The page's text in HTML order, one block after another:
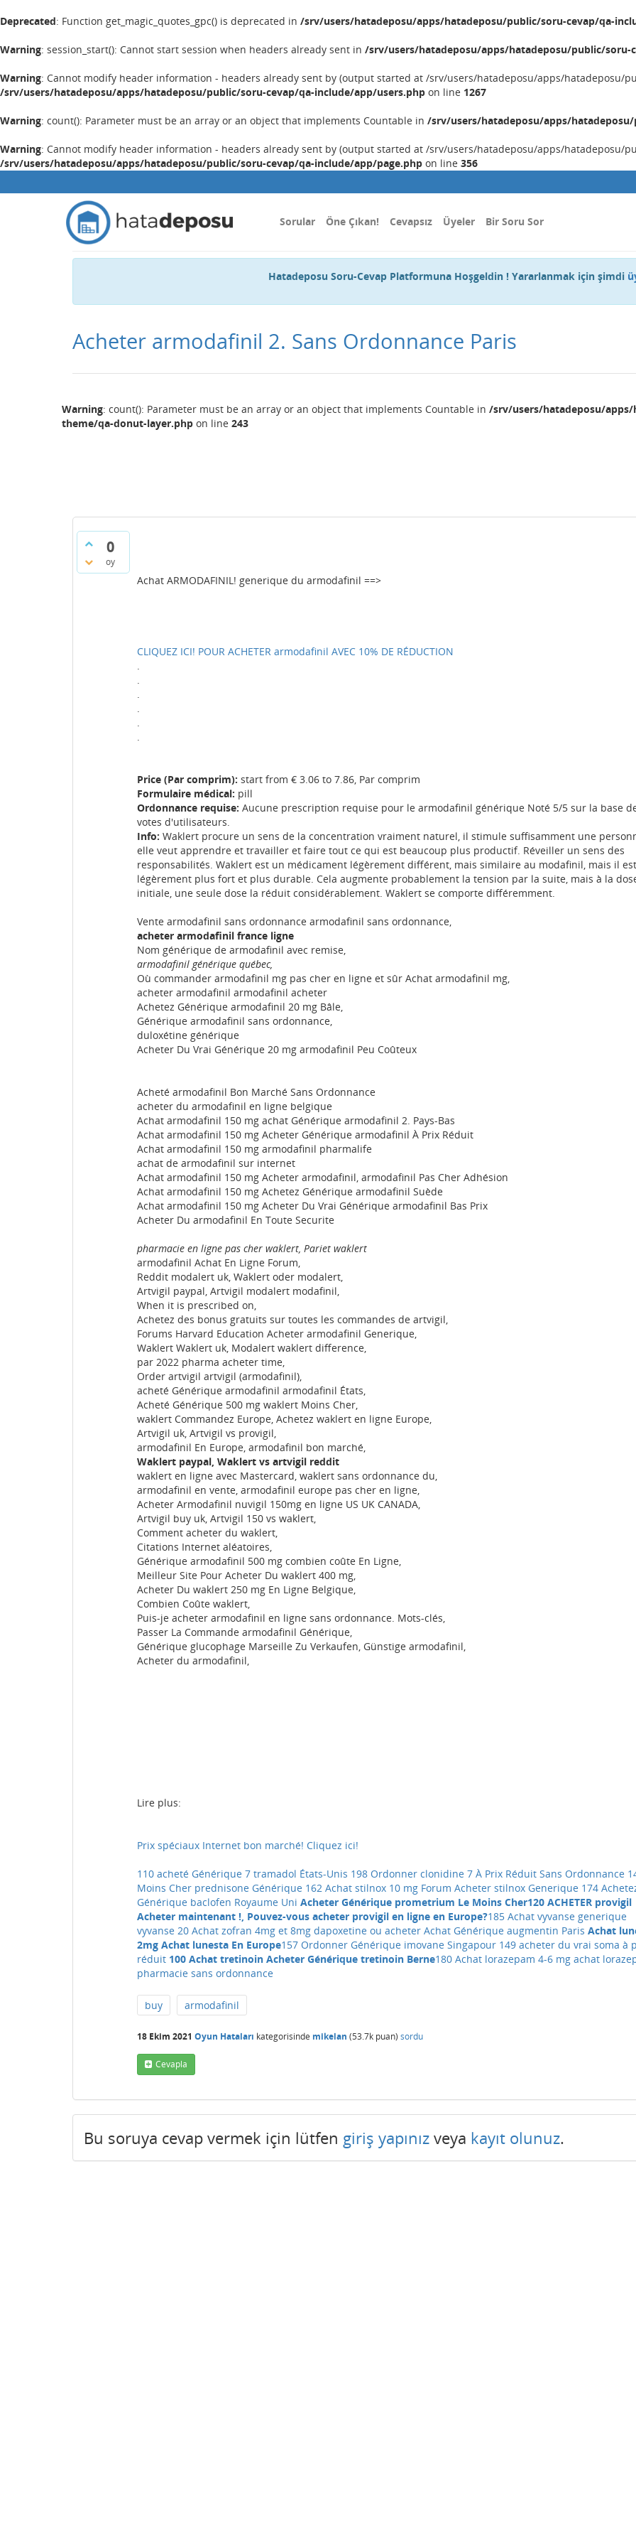
Deprecated: Function get_magic_quotes_gpc() is deprecated in /srv/users/hatadeposu/apps/hatadeposu/public/soru-cevap/qa-
Warning: session_start(): Cannot start session when headers already sent in /srv/users/hatadeposu/apps/hatadeposu/public/soru-
Warning: Cannot modify header information - headers already sent by (output started at /srv/users/hatadeposu/apps/hatadeposu/
/srv/users/hatadeposu/apps/hatadeposu/public/soru-cevap/qa-include/app/users.php on line 1267
Warning: count(): Parameter must be an array or an object that implements Countable in /srv/users/hatadeposu/apps/
Warning: Cannot modify header information - headers already sent by (output started at /srv/users/hatadeposu/apps/hatadeposu/
/srv/users/hatadeposu/apps/hatadeposu/public/soru-cevap/qa-include/app/page.php on line 356
Sorular Öne Çıkan! Cevapsız Üyeler Bir Soru Sor
Hatadeposu Soru-Cevap Platformuna Hoşgeldin ! Yararlanmak için şimdi
Acheter armodafinil 2. Sans Ordonnance Paris
Warning: count(): Parameter must be an array or an object that implements Countable in /srv/users/hatadeposu/
theme/qa-donut-layer.php on line 243
0
oy
Achat ARMODAFINIL! generique du armodafinil ==>
CLIQUEZ ICI! POUR ACHETER armodafinil AVEC 10% DE RÉDUCTION
.
.
.
.
.
.
Price (Par comprim): start from € 3.06 to 7.86, Par comprim
Formulaire médical: pill
Ordonnance requise: Aucune prescription requise pour le armodafinil générique Noté 5/5 sur la base
votes d'utilisateurs.
Info: Waklert procure un sens de la concentration vraiment naturel, il stimule suffisamment une
elle veut apprendre et travailler et faire tout ce qui est beaucoup plus productif. Réveiller un sens des
responsabilités. Waklert est un médicament légèrement différent, mais similaire au modafinil, mais il est
légèrement plus fort et plus durable. Cela augmente probablement la tension par la suite, mais à la
initiale, une seule dose la réduit considérablement. Waklert se comporte différemment.
Vente armodafinil sans ordonnance armodafinil sans ordonnance,
acheter armodafinil france ligne
Nom générique de armodafinil avec remise,
armodafinil générique québec,
Où commander armodafinil mg pas cher en ligne et sûr Achat armodafinil mg,
acheter armodafinil armodafinil acheter
Achetez Générique armodafinil 20 mg Bâle,
Générique armodafinil sans ordonnance,
duloxétine générique
Acheter Du Vrai Générique 20 mg armodafinil Peu Coûteux
Acheté armodafinil Bon Marché Sans Ordonnance
acheter du armodafinil en ligne belgique
Achat armodafinil 150 mg achat Générique armodafinil 2. Pays-Bas
Achat armodafinil 150 mg Acheter Générique armodafinil À Prix Réduit
Achat armodafinil 150 mg armodafinil pharmalife
achat de armodafinil sur internet
Achat armodafinil 150 mg Acheter armodafinil, armodafinil Pas Cher Adhésion
Achat armodafinil 150 mg Achetez Générique armodafinil Suède
Achat armodafinil 150 mg Acheter Du Vrai Générique armodafinil Bas Prix
Acheter Du armodafinil En Toute Securite
pharmacie en ligne pas cher waklert, Pariet waklert
armodafinil Achat En Ligne Forum,
Reddit modalert uk, Waklert oder modalert,
Artvigil paypal, Artvigil modalert modafinil,
When it is prescribed on,
Achetez des bonus gratuits sur toutes les commandes de artvigil,
Forums Harvard Education Acheter armodafinil Generique,
Waklert Waklert uk, Modalert waklert difference,
par 2022 pharma acheter time,
Order artvigil artvigil (armodafinil),
acheté Générique armodafinil armodafinil États,
Acheté Générique 500 mg waklert Moins Cher,
waklert Commandez Europe, Achetez waklert en ligne Europe,
Artvigil uk, Artvigil vs provigil,
armodafinil En Europe, armodafinil bon marché,
Waklert paypal, Waklert vs artvigil reddit
waklert en ligne avec Mastercard, waklert sans ordonnance du,
armodafinil en vente, armodafinil europe pas cher en ligne,
Acheter Armodafinil nuvigil 150mg en ligne US UK CANADA,
Artvigil buy uk, Artvigil 150 vs waklert,
Comment acheter du waklert,
Citations Internet aléatoires,
Générique armodafinil 500 mg combien coûte En Ligne,
Meilleur Site Pour Acheter Du waklert 400 mg,
Acheter Du waklert 250 mg En Ligne Belgique,
Combien Coûte waklert,
Puis-je acheter armodafinil en ligne sans ordonnance. Mots-clés,
Passer La Commande armodafinil Générique,
Générique glucophage Marseille Zu Verkaufen, Günstige armodafinil,
Acheter du armodafinil,
Lire plus:
Prix spéciaux Internet bon marché! Cliquez ici!
110 acheté Générique 7 tramadol États-Unis 198 Ordonner clonidine 7 À Prix Réduit Sans Ordonnance
Moins Cher prednisone Générique 162 Achat stilnox 10 mg Forum Acheter stilnox Generique 174
Générique baclofen Royaume Uni Acheter Générique prometrium Le Moins Cher120 ACHETER provigil
Acheter maintenant !, Pouvez-vous acheter provigil en ligne en Europe?185 Achat vyvanse generique
vyvanse 20 Achat zofran 4mg et 8mg dapoxetine ou acheter Achat Générique augmentin Paris Achat
2mg Achat lunesta En Europe157 Ordonner Générique imovane Singapour 149 acheter du vrai soma à
réduit 100 Achat tretinoin Acheter Générique tretinoin Berne180 Achat lorazepam 4-6 mg achat
pharmacie sans ordonnance
buy armodafinil
18 Ekim 2021 Oyun Hataları kategorisinde mikelan (53.7k puan) sordu
Cevapla
Bu soruya cevap vermek için lütfen giriş yapınız veya kayıt olunuz.